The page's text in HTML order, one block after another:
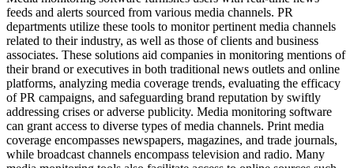
feeds and alerts sourced from various media channels. PR
departments utilize these tools to monitor pertinent media channels
related to their industry, as well as those of clients and business
associates. These solutions aid companies in monitoring mentions of
their brand or executives in both traditional news outlets and online
platforms, analyzing media coverage trends, evaluating the efficacy
of PR campaigns, and safeguarding brand reputation by swiftly
addressing crises or adverse publicity. Media monitoring software
can grant access to diverse types of media channels. Print media
coverage encompasses newspapers, magazines, and trade journals,
while broadcast channels encompass television and radio. Many